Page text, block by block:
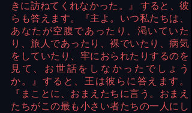
きに訪ねてくれなかった。』
すると、彼
らも答えます。『主よ。いつ私たちは、
あなたが空腹であったり、渇いていた
り、旅人であったり、裸でいたり、病気
をしていたり、牢におられたりするのを
見て、お世話をしなかったでしょう
か。』すると、王は彼らに答えます。
『まことに、おまえたちに言う。おまえ
たちがこの最も小さい者たちの一人にし